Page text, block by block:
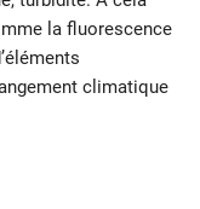
la fluorescence
climatique